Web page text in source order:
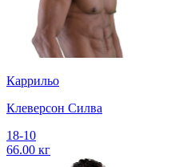
Каррильо
Клеверсон Силва
18-10
66.00 кг